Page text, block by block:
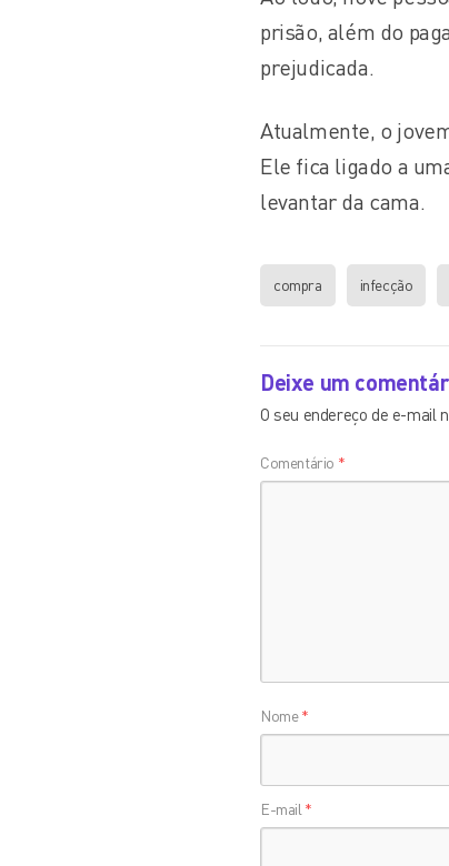
prisão, além do
prejudicada.
Atualmente, o
Ele fica ligado a
levantar da cama.
compra infecção
Deixe um
O seu endereço de e-mail
Comentário *
Nome*
E-mail *